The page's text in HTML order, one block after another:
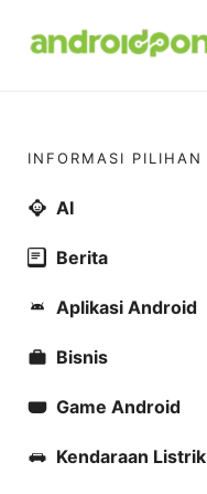
INFORMASI PILIHAN
AI
Berita
Aplikasi Android
Bisnis
Game Android
Kendaraan Listrik